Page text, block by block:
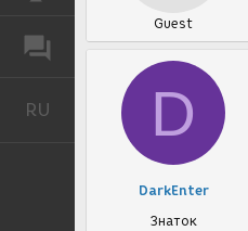
ФОРУМ
RU Русский
Guest
D
DarkEnter
Знаток